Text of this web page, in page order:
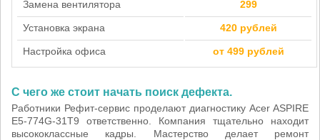
Замена вентилятора 299
Установка экрана 420 рублей
Настройка офиса от 499 рублей
С чего же стоит начать поиск дефекта.
Работники Рефит-сервис проделают диагностику Acer ASPIRE
E5-774G-31T9 ответственно. Компания тщательно находит
высококлассные кадры. Мастерство делает ремонт